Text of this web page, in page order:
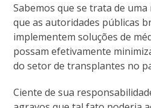
Sabemos que se trata de
que as autoridades públicas
implementem soluções de
possam efetivamente
do setor de transplantes no
Ciente de sua